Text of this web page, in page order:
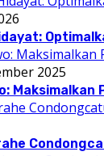
2025
Maksimalkan